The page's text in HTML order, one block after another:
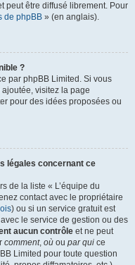
peut être diffusé librement. Pour
de phpBB » (en anglais).
?
par phpBB Limited. Si vous
ajoutée, visitez la page
pour des idées proposées ou
légales concernant ce
de la liste « L’équipe du
contact avec le propriétaire
) ou si un service gratuit est
le service de gestion ou des
aucun contrôle et ne peut
comment, où ou par qui ce
Limited pour toute question